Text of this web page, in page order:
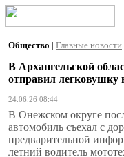
Общество | Главные новости
В Архангельской
отправил легковушку
24.06.26 08:44
В Онежском округе
автомобиль съехал с
предварительной
летний водитель